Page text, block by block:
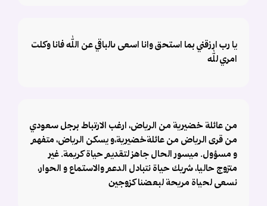
يا رب ارزقني بما استحق وانا اسعى ىالباقي عن الله فانا وكلت
امري لله
من عائلة خضيرية من الرياض، ارغب الارتباط برجل سعودي
من قرى الرياض من عائلةخضيرية،و يسكن الرياض، متفهم
و مسؤول. ميسور الحال جاهز لتقديم حياة كريمة. غير
متزوج حاليا، شريك حياة نتبادل الدعم والاستماع و الحوار،
نسعى لحياة مريحة لبعضنا كزوجين